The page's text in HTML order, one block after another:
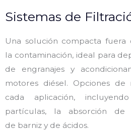
Sistemas de
Una solución compacta
la contaminación, ideal para
de engranajes y
motores diésel. Opciones de
cada aplicación,
partículas, la absorción de
de barniz y de ácidos.